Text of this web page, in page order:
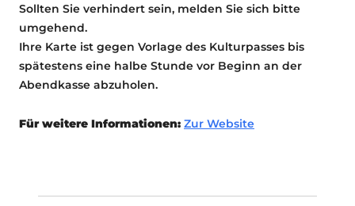
Sollten Sie verhindert sein, melden Sie sich bitte
umgehend.
Ihre Karte ist gegen Vorlage des Kulturpasses bis
spätestens eine halbe Stunde vor Beginn an der
Abendkasse abzuholen.
Für weitere Informationen: Zur Website